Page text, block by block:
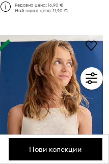
Редовна цена:16,90 €
Най-ниска цена:11,90 €
Нови колекции